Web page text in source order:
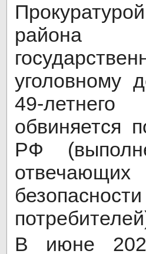
района
уголовному
49-
обвиняется
РФ
В июне